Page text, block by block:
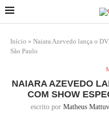
Início » Naiara Azevedo lança o
São Paulo
NAIARA AZEVEDO
COM SHOW
escrito por Matheus